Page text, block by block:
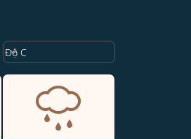
Weather unit option Độ C Selected
Độ C
keyboard_arrow_down